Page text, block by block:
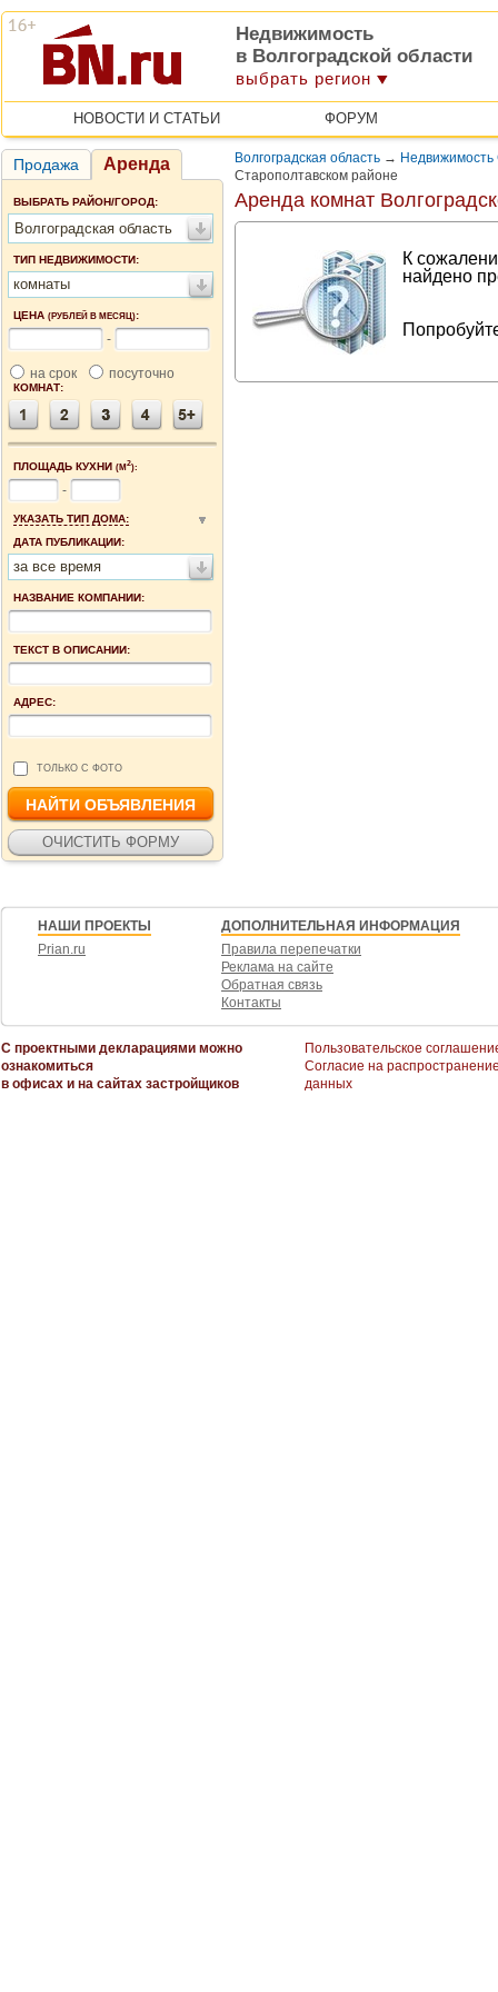
Недвижимость
в Волгоградской области
выбрать регион
НОВОСТИ И СТАТЬИ ФОРУМ
Продажа Аренда
ВЫБРАТЬ РАЙОН/ГОРОД:
Волгоградская область
ТИП НЕДВИЖИМОСТИ:
комнаты
ЦЕНА (РУБЛЕЙ В МЕСЯЦ):
-
на срок посуточно
КОМНАТ:
ПЛОЩАДЬ КУХНИ (М2):
-
УКАЗАТЬ ТИП ДОМА:
ДАТА ПУБЛИКАЦИИ:
за все время
НАЗВАНИЕ КОМПАНИИ:
ТЕКСТ В ОПИСАНИИ:
АДРЕС:
ТОЛЬКО С ФОТО
Волгоградская область → Недвижимость
Старополтавском районе
Аренда комнат
К
найдено
НАШИ ПРОЕКТЫ
Prian.ru
ДОПОЛНИТЕЛЬНАЯ ИНФОРМАЦИЯ
Правила перепечатки
Реклама на сайте
Обратная связь
Контакты
С проектными декларациями можно
ознакомиться
в офисах и на сайтах застройщиков
Пользовательское
Согласие на
данных